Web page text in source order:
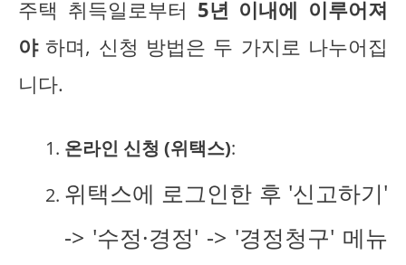
주택 취득일로부터 5년 이내에 이루어져
야하며, 신청 방법은 두 가지로 나누어집
니다.
온라인 신청 (위택스):
위택스에 로그인한 후 '신고하기'
-> '수정·경정' -> '경정청구' 메뉴